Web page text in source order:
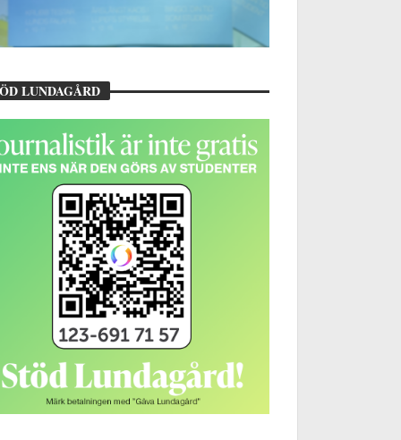
LUNDAGÅRD